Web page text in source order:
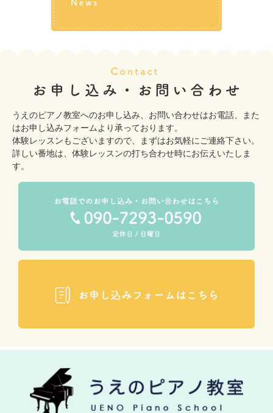
うえのピアノ教室へのお申し込み、お問い合わせはお電話、また
はお申し込みフォームより承っております。
体験レッスンもございますので、まずはお気軽にご連絡下さい。
詳しい番地は、体験レッスンの打ち合わせ時にお伝えいたしま
す。